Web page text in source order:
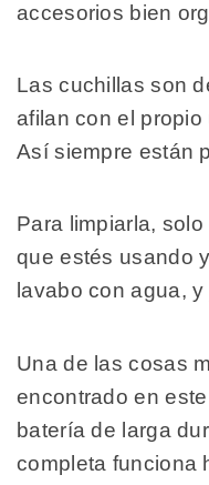
accesorios bien
Las cuchillas son
afilan con el
Así siempre están
Para limpiarla,
que estés usando
lavabo con agua,
Una de las cosas
encontrado en
batería de larga
completa funciona